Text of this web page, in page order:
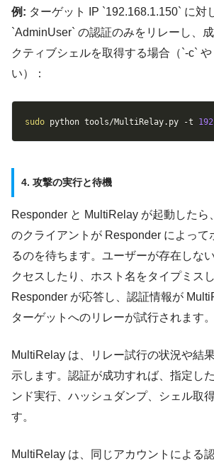
例: ターゲット IP `192.168.1.150` に対
`AdminUser` の認証のみをリレーし、
クティブシェルを取得する場合（`-c`
い）：
sudo python tools/MultiRelay.py -t
4. 攻撃の実行と待機
Responder と MultiRelay が起動したら
のクライアントが Responder によって
るのを待ちます。ユーザーが存在しな
クセスしたり、ホスト名をタイプミス
Responder が応答し、認証情報が
ターゲットへのリレーが試行されます。
MultiRelay は、リレー試行の状況や結
示します。認証が成功すれば、指定し
ンド実行、ハッシュダンプ、シェル取
す。
MultiRelay は、同じアカウントによる